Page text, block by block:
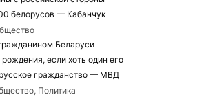
белорусов — Кабанчук
Беларуси
если хоть один его
гражданство — МВД
Политика